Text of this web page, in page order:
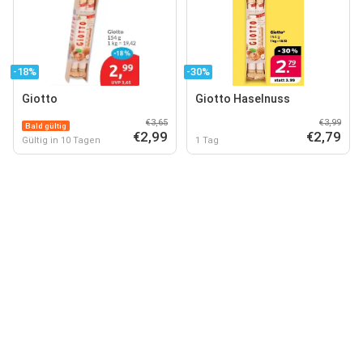
-18%
Giotto
Bald gültig
Gültig in 10 Tagen
€3,65
€2,99
-30%
Giotto Haselnuss
1 Tag
€3,99
€2,79